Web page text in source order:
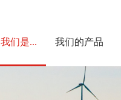
我们是... 我们的产品